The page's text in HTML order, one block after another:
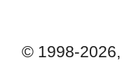
© 1998-2026,